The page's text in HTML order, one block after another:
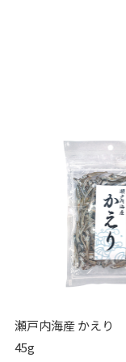
瀬戸内海産 かえり
45g